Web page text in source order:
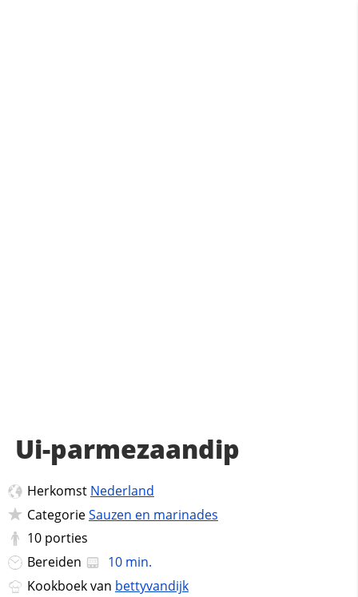
Ui-parmezaandip
Herkomst Nederland
CategorieSauzen en marinades
10 porties
Bereiden
10 min.
Kookboek van bettyvandijk